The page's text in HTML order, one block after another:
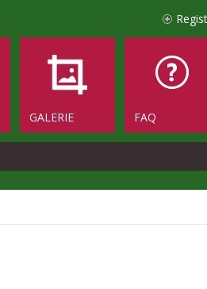
FAQ
GALERIE